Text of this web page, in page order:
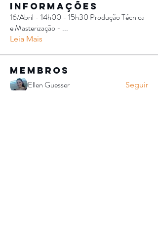
Informações
16/Abril - 14h00 - 15h30 Produção Técnica
e Masterização - ...
Leia Mais
membros
Ellen Guesser
Seguir